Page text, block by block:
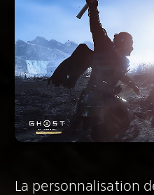
La personnalisation